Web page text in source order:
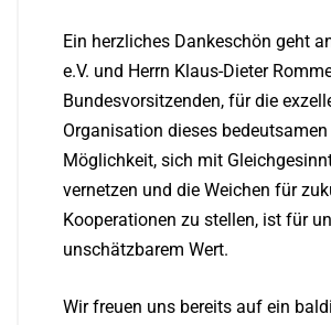
Ein herzliches Dankeschön geht
e.V. und Herrn Klaus-Dieter
Bundesvorsitzenden, für die
Organisation dieses bedeutsamen
Möglichkeit, sich mit
vernetzen und die Weichen für
Kooperationen zu stellen, ist für
unschätzbarem Wert.
Wir freuen uns bereits auf ein